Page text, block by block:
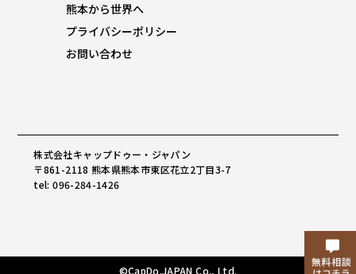
熊本から世界へ
プライバシーポリシー
お問い合わせ
株式会社キャップドゥー・ジャパン
〒861-2118 熊本県熊本市東区花立2丁目3-7
tel: 096-284-1426
©CapDo.JAPAN Co., Ltd.